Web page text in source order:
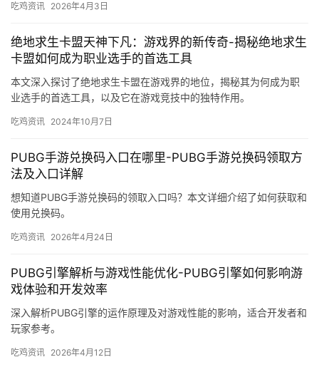
吃鸡资讯 2026年4月3日
绝地求生卡盟天神下凡：游戏界的新传奇-揭秘绝地求生
卡盟如何成为职业选手的首选工具
本文深入探讨了绝地求生卡盟在游戏界的地位，揭秘其为何成为职
业选手的首选工具，以及它在游戏竞技中的独特作用。
吃鸡资讯 2024年10月7日
PUBG手游兑换码入口在哪里-PUBG手游兑换码领取方
法及入口详解
想知道PUBG手游兑换码的领取入口吗？本文详细介绍了如何获取和
使用兑换码。
吃鸡资讯 2026年4月24日
PUBG引擎解析与游戏性能优化-PUBG引擎如何影响游
戏体验和开发效率
深入解析PUBG引擎的运作原理及对游戏性能的影响，适合开发者和
玩家参考。
吃鸡资讯 2026年4月12日